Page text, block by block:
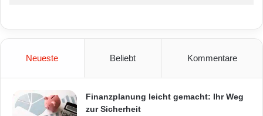
Neueste Beliebt Kommentare
Finanzplanung leicht gemacht: Ihr Weg
zur Sicherheit